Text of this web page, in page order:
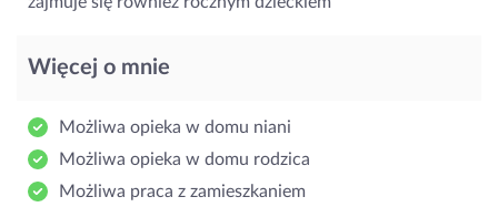
Więcej o mnie
Możliwa opieka w domu niani
Możliwa opieka w domu rodzica
Możliwa praca z zamieszkaniem